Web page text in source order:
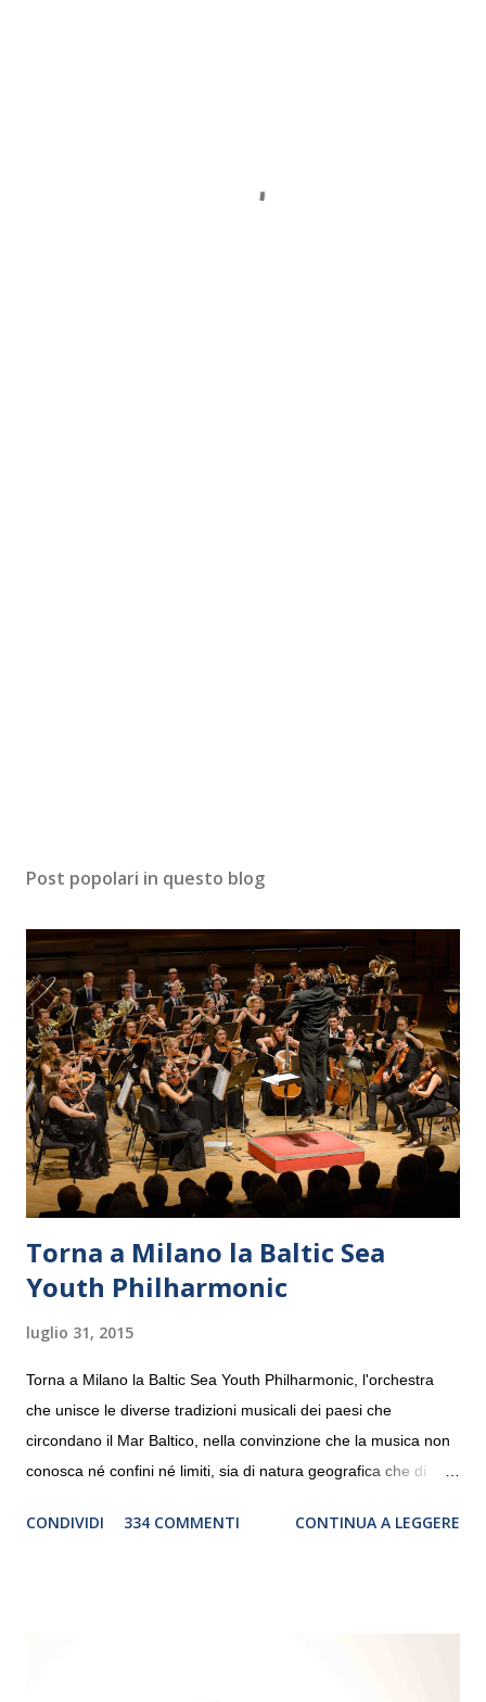
Post popolari in questo blog
Torna a Milano la Baltic Sea
Youth Philharmonic
luglio 31, 2015
Torna a Milano la Baltic Sea Youth Philharmonic, l'orchestra
che unisce le diverse tradizioni musicali dei paesi che
circondano il Mar Baltico, nella convinzione che la musica non
conosca né confini né limiti, sia di natura geografica che di
debutterà il 10 settembre a Heiden, in Germania, e toccherà, in
CONDIVIDI 334 COMMENTI CONTINUA A LEGGERE